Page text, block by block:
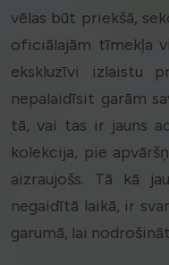
vēlas būt priekšā,
oficiālajām tīmekļa
ekskluzīvi izlaistu
nepalaidīsit garām
tā, vai tas ir jauns
kolekcija, pie
aizraujošs. Tā kā
negaidītā laikā, ir
garumā, lai